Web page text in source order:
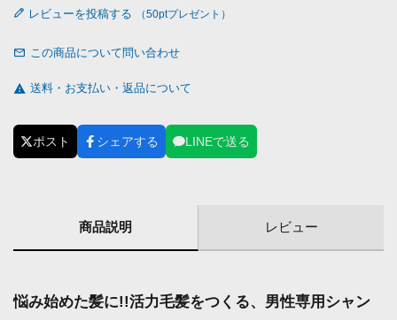
レビューを投稿する
この商品について問い合わせ
送料・お支払い・返品について
ポスト シェアする LINEで送る
商品説明 レビュー
悩み始めた髪に!!活力毛髪をつくる、男性専用シャン